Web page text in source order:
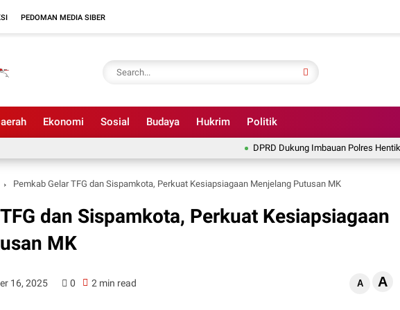
PEDOMAN MEDIA SIBER
Ekonomi Sosial Budaya Hukrim Politik
DPRD Dukung Imbauan Polres Hentikan
Pemkab Gelar TFG dan Sispamkota, Perkuat Kesiapsiagaan Menjelang Putusan MK
dan Sispamkota, Perkuat Kesiapsiagaan
MK
16, 2025 0 2 min read A A